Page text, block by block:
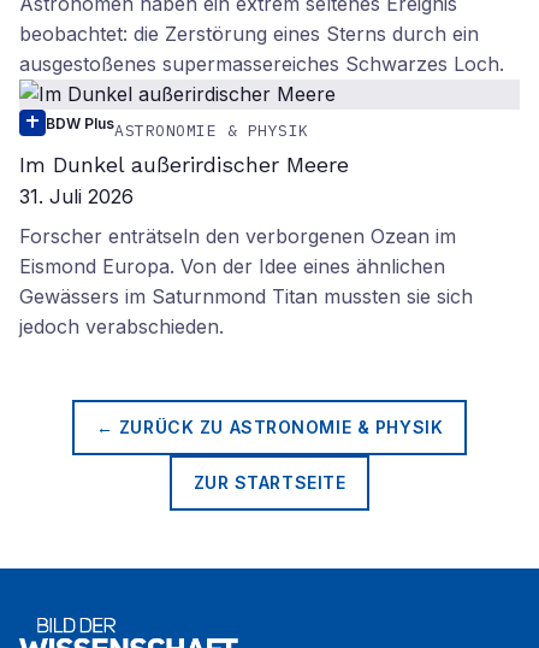
beobachtet: die Zerstörung eines Sterns durch ein
ausgestoßenes supermassereiches Schwarzes Loch.
BDW PlusASTRONOMIE & PHYSIK
Im Dunkel außerirdischer Meere
31. Juli 2026
Forscher enträtseln den verborgenen Ozean im
Eismond Europa. Von der Idee eines ähnlichen
Gewässers im Saturnmond Titan mussten sie sich
jedoch verabschieden.
← ZURÜCK ZU ASTRONOMIE & PHYSIK
ZUR STARTSEITE